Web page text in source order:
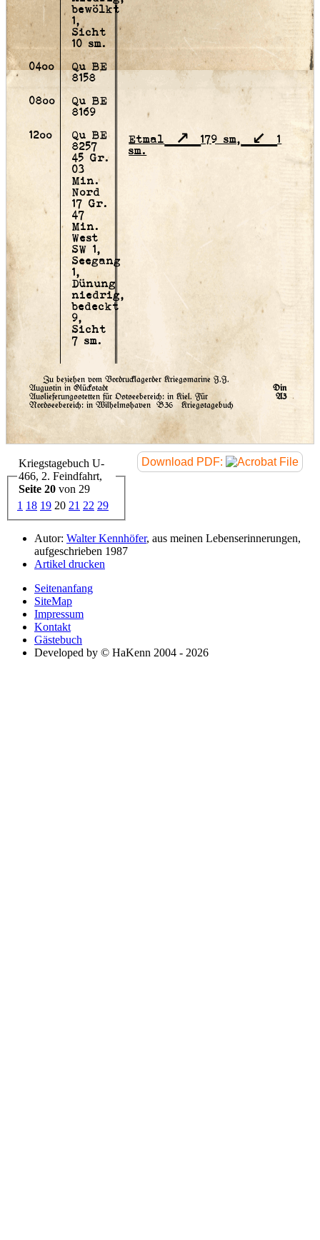
bewölkt
1,
Sicht
10 sm.
04oo
Qu BE
8158
08oo
Qu BE
8169
12oo
Qu BE
8257
45 Gr.
03
Min.
Nord
17 Gr.
47
Min.
West
SW 1,
Seegang
1,
Dünung
niedrig,
bedeckt
9,
Sicht
7 sm.
Etmal 179 sm,
1
sm.
Zu beziehen vom Vordrucklagerder Kriegsmarine J.J.
Augustin in Glückstadt
Auslieferungsstetten für Ostseebereich: in Kiel. Für
Nordseebereich: in Wilhelmshaven B36 Kriegstagebuch
Din
A3
Download PDF:
Kriegstagebuch U-
466, 2. Feindfahrt,
Seite 20 von 29
1 18 19 20 21 22 29
Autor: Walter Kennhöfer, aus meinen Lebenserinnerungen,
aufgeschrieben 1987
Artikel drucken
Seitenanfang
SiteMap
Impressum
Kontakt
Gästebuch
Developed by © HaKenn 2004 - 2026